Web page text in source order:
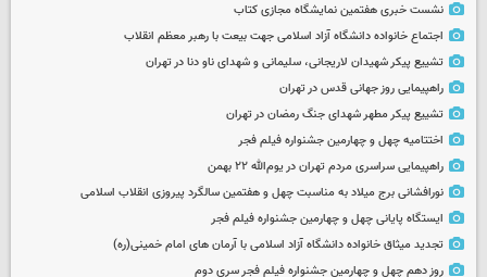
نشست خبری هفتمین نمایشگاه مجازی کتاب
اجتماع خانواده دانشگاه آزاد اسلامی جهت بیعت با رهبر معظم انقلاب
تشییع پیکر شهیدان لاریجانی، سلیمانی و شهدای ناو دنا در تهران
راهپیمایی روز جهانی قدس در تهران
تشییع پیکر مطهر شهدای جنگ رمضان در تهران
اختتامیه چهل و چهارمین جشنواره فیلم فجر
راهپیمایی سراسری مردم تهران در یوم‌الله ۲۲ بهمن
نورافشانی برج میلاد به مناسبت چهل‌ و هفتمین سالگرد پیروزی انقلاب اسلامی
ایستگاه پایانی چهل و چهارمین جشنواره فیلم فجر
تجدید میثاق خانواده دانشگاه آزاد اسلامی با آرمان های امام خمینی(ره)
روز دهم چهل و چهارمین جشنواره فیلم فجر سری دوم